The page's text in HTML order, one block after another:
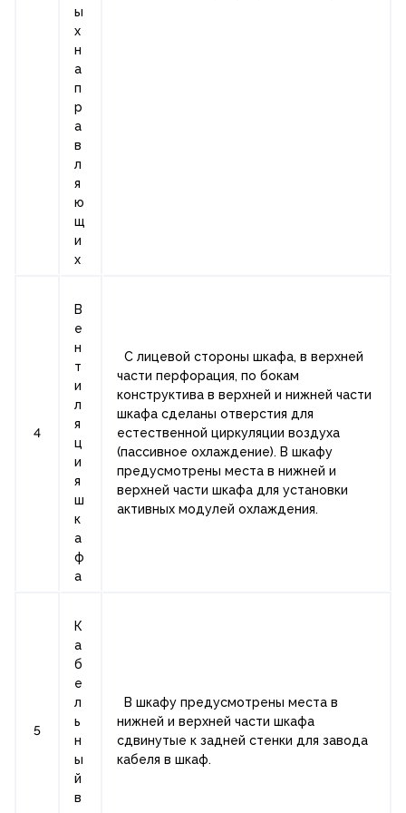
ы
х
н
а
п
р
а
в
л
я
ю
щ
и
х
4
В
е
н
т
и
л
я
ц
и
я
ш
к
а
ф
а
С лицевой стороны шкафа, в верхней
части перфорация, по бокам
конструктива в верхней и нижней части
шкафа сделаны отверстия для
естественной циркуляции воздуха
(пассивное охлаждение). В шкафу
предусмотрены места в нижней и
верхней части шкафа для установки
активных модулей охлаждения.
5
К
а
б
е
л
ь
н
ы
й
в
В шкафу предусмотрены места в
нижней и верхней части шкафа
сдвинутые к задней стенки для завода
кабеля в шкаф.